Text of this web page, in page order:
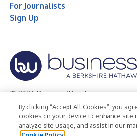
For Journalists
Sign Up
© 2026 Business Wire, Inc.
Privacy Policy Cookie Policy
Terms of Use
Legal
By clicking “Accept All Cookies”, you
cookies on your device to enhance site
analyze site usage, and assist in our